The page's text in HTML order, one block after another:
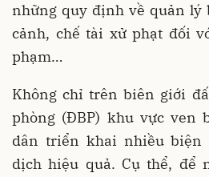
những quy định về quản lý
cảnh, chế tài xử phạt đối
phạm…
Không chỉ trên biên giới
phòng (ĐBP) khu vực ven
dân triển khai nhiều biện
dịch hiệu quả. Cụ thể, để